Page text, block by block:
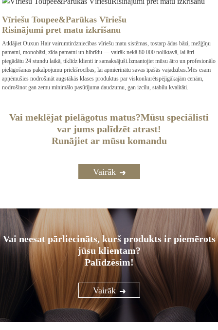
Vīriešu Toupee&Parūkas Vīriešu
Risinājumi pret matu izkrišanu
Atklājiet Ouxun Hair vairumtirdzniecības vīriešu matu sistēmas, tostarp ādas bāzi, mežģīņu
pamatni, monobāzi, zīda pamatni un hibrīdu — ​​vairāk nekā 80 000 noliktavā, lai ātri
piegādātu 24 stundu laikā, tiklīdz klienti ir samaksājuši.Izmantojiet mūsu ātro un profesionālo
pielāgošanas pakalpojumu priekšrocības, lai apmierinātu savas īpašās vajadzības.Mēs esam
apņēmušies nodrošināt augstākās klases produktus par viskonkurētspējīgākajām cenām,
nodrošinot gan zemu minimālo pasūtījuma daudzumu, gan izcilu, stabilu kvalitāti.
Vai meklējat pielāgotus matus?Mūsu speciālisti
var jums palīdzēt atrast!
Runājiet ar mūsu komandu
Vairāk
Vai neesat pārliecināts, kurš produkts ir piemērots
jūsu klientam?
Palīdzēsim!
Vairāk